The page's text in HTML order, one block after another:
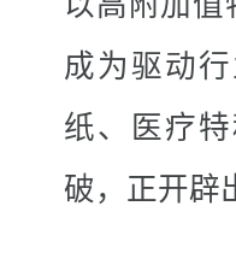
成为驱动
纸、医疗
破，正开辟